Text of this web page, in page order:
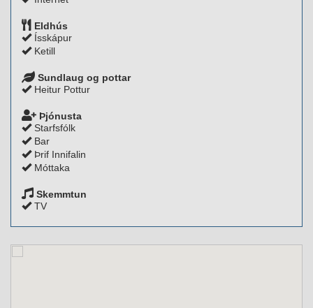
Eldhús
Ísskápur
Ketill
Sundlaug og pottar
Heitur Pottur
Þjónusta
Starfsfólk
Bar
Þrif Innifalin
Móttaka
Skemmtun
TV